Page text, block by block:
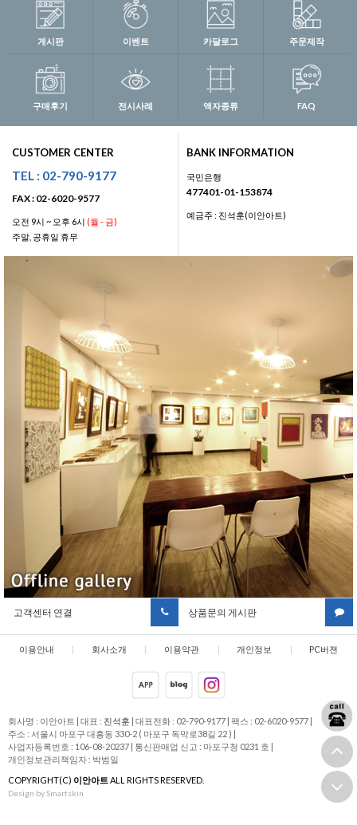
게시판 이벤트 카달로그 주문제작
구매후기 전시사례 액자종류 FAQ
CUSTOMER CENTER
TEL : 02-790-9177
FAX : 02-6020-9577
오전 9시 ~ 오후 6시 (월 - 금)
주말, 공휴일 휴무
BANK INFORMATION
국민은행
477401-01-153874
예금주 : 진석훈(이안아트)
고객센터 연결 상품문의 게시판
이용안내 | 회사소개 | 이용약관 | 개인정보 | PC버젼
회사명 : 이안아트 | 대표 : 진석훈 | 대표전화 : 02-790-9177 | 팩스 : 02-6020-9577 |
주소 : 서울시 마포구 대흥동 330-2 ( 마포구 독막로38길 22 ) |
사업자등록번호 : 106-08-20237 | 통신판매업 신고 : 마포구청 0231 호 |
개인정보관리책임자 : 박범일
COPYRIGHT(C) 이안아트 ALL RIGHTS RESERVED.